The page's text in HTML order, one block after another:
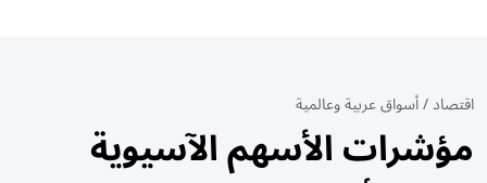
اقتصاد/أسواق عربية وعالمية
مؤشرات الأسهم الآسيوية